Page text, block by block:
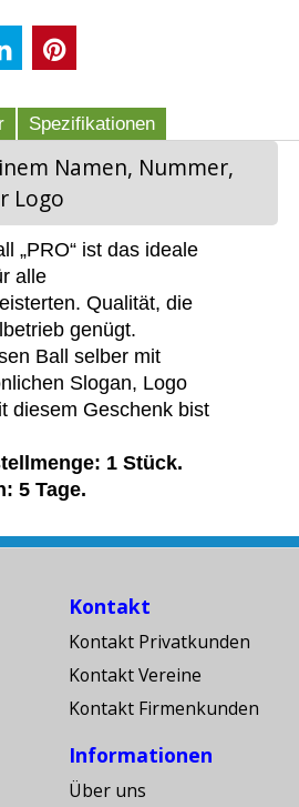
Spezifikationen
Namen, Nummer,
Logo
„PRO“ ist das ideale
alle
Qualität, die
genügt.
Ball selber mit
Slogan, Logo
diesem Geschenk bist
1 Stück.
5 Tage.
Kontakt
Kontakt Privatkunden
Kontakt Vereine
Kontakt Firmenkunden
Informationen
Über uns